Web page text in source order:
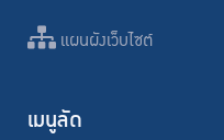
แผนผังเว็บไซต์
เมนูลัด